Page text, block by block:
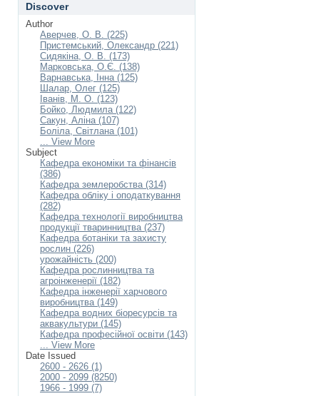
Discover
Author
Аверчев, О. В. (225)
Пристемський, Олександр (221)
Сидякіна, О. В. (173)
Марковська, О.Є. (138)
Варнавська, Інна (125)
Шалар, Олег (125)
Іванів, М. О. (123)
Бойко, Людмила (122)
Сакун, Аліна (107)
Боліла, Світлана (101)
... View More
Subject
Кафедра економіки та фінансів
(386)
Кафедра землеробства (314)
Кафедра обліку і оподаткування
(282)
Кафедра технології виробництва
продукції тваринництва (237)
Кафедра ботаніки та захисту
рослин (226)
урожайність (200)
Кафедра рослинництва та
агроінженерії (182)
Кафедра інженерії харчового
виробництва (149)
Кафедра водних біоресурсів та
аквакультури (145)
Кафедра професійної освіти (143)
... View More
Date Issued
2600 - 2626 (1)
2000 - 2099 (8250)
1966 - 1999 (7)